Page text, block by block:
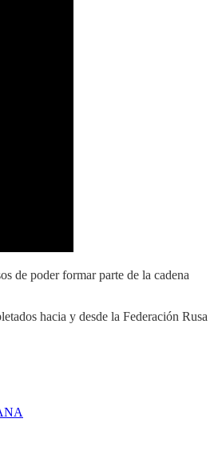
de poder formar parte de la cadena
hacia y desde la Federación Rusa